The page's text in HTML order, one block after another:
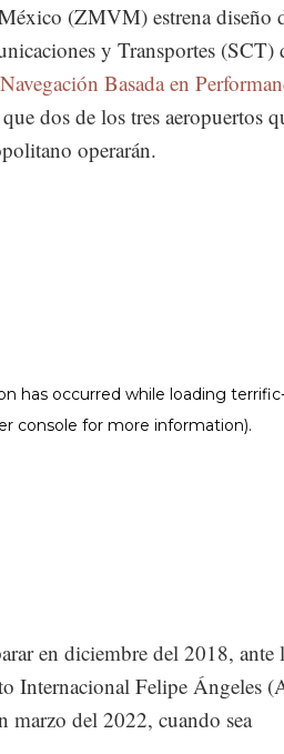
(ZMVM) estrena diseño
y Transportes (SCT)
Basada en
dos de los tres aeropuertos
operarán.
en diciembre del 2018, ante
Internacional Felipe Ángeles
marzo del 2022, cuando sea